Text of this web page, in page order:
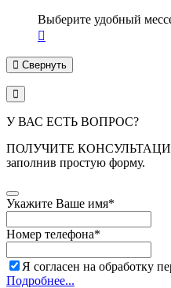
Выберите удобный
Свернуть
У ВАС ЕСТЬ ВОПРОС?
ПОЛУЧИТЕ
заполнив простую форму.
Укажите Ваше имя*
Номер телефона*
Я согласен на обработку
Подробнее...